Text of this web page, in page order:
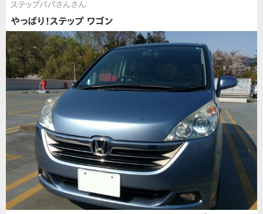
ステップパパさんさん
やっぱり！ステップ ワゴン